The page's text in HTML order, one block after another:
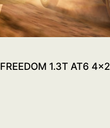
FREEDOM 1.3T AT6 4x2